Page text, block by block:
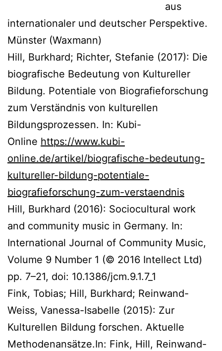
aus
internationaler und deutscher Perspektive.
Münster (Waxmann)
Hill, Burkhard; Richter, Stefanie (2017): Die
biografische Bedeutung von Kultureller
Bildung. Potentiale von Biografieforschung
zum Verständnis von kulturellen
Bildungsprozessen. In: Kubi-
Online https://www.kubi-
online.de/artikel/biografische-bedeutung-
kultureller-bildung-potentiale-
biografieforschung-zum-verstaendnis
Hill, Burkhard (2016): Sociocultural work
and community music in Germany. In:
International Journal of Community Music,
Volume 9 Number 1 (© 2016 Intellect Ltd)
pp. 7–21, doi: 10.1386/jcm.9.1.7_1
Fink, Tobias; Hill, Burkhard; Reinwand-
Weiss, Vanessa-Isabelle (2015): Zur
Kulturellen Bildung forschen. Aktuelle
Methodenansätze.In: Fink, Hill, Reinwand-